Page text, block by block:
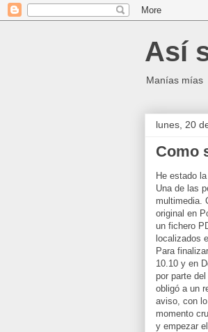
Así
Manías mías
lunes, 20
Como
He estado
Una de las
multimedia.
original en
un fichero
localizados
Para
10.10 y en
por parte
obligó a un
aviso, con
momento
y empezar